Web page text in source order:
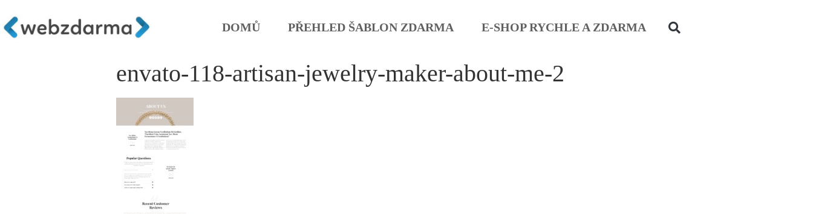
DOMŮ PŘEHLED ŠABLON ZDARMA E-SHOP RYCHLE A ZDARMA
envato-118-artisan-jewelry-maker-about-me-2